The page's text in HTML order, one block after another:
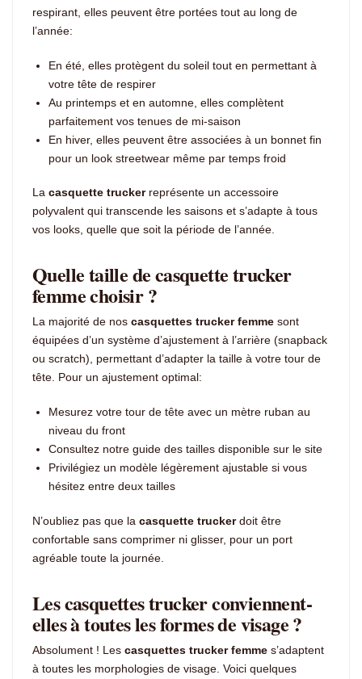
respirant, elles peuvent être portées tout au long de
l’année:
En été, elles protègent du soleil tout en permettant à
votre tête de respirer
Au printemps et en automne, elles complètent
parfaitement vos tenues de mi-saison
En hiver, elles peuvent être associées à un bonnet fin
pour un look streetwear même par temps froid
La casquette truckerreprésente un accessoire
polyvalent qui transcende les saisons et s’adapte à tous
vos looks, quelle que soit la période de l’année.
Quelle taille de casquette trucker
femme choisir ?
La majorité de nos casquettes trucker femme sont
équipées d’un système d’ajustement à l’arrière (snapback
ou scratch), permettant d’adapter la taille à votre tour de
tête. Pour un ajustement optimal:
Mesurez votre tour de tête avec un mètre ruban au
niveau du front
Consultez notre guide des tailles disponible sur le site
Privilégiez un modèle légèrement ajustable si vous
hésitez entre deux tailles
N’oubliez pas que la casquette truckerdoit être
confortable sans comprimer ni glisser, pour un port
agréable toute la journée.
Les casquettes trucker conviennent-
elles à toutes les formes de visage ?
Absolument ! Les casquettes trucker femme s’adaptent
à toutes les morphologies de visage. Voici quelques